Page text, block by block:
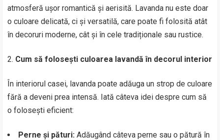
atmosferă ușor romantică și aerisită. Lavanda nu este doar
o culoare delicată, ci și versatilă, care poate fi folosită atât
în decoruri moderne, cât și în cele tradiționale sau rustice.
Cum să folosești culoarea lavandă în decorul interior
În interiorul casei, lavanda poate adăuga un strop de culoare
fără a deveni prea intensă. Iată câteva idei despre cum să
o folosești eficient:
Perne și pături: Adăugând câteva perne sau o pătură în